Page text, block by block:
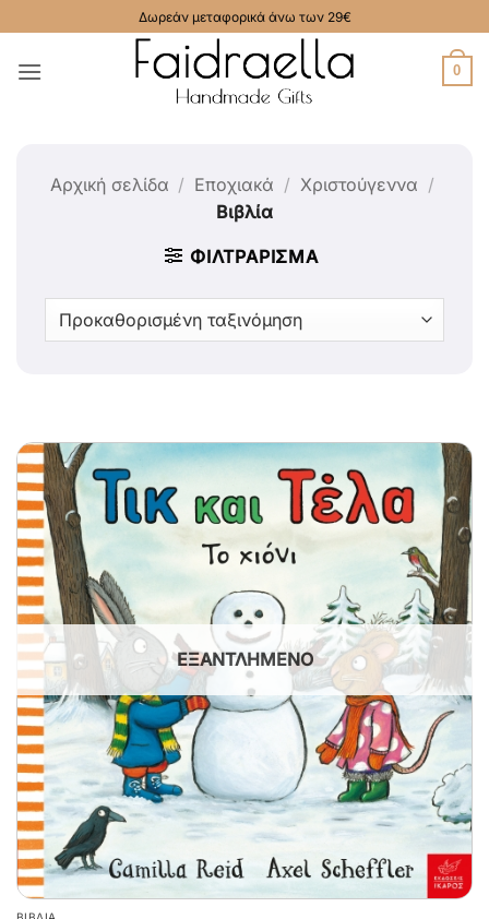
στο
περιεχόμενο
Δωρεάν μεταφορικά άνω των 29€
0
Αρχική σελίδα / Εποχιακά / Χριστούγεννα /
Βιβλία
ΦΙΛΤΡΆΡΙΣΜΑ
ΕΞΑΝΤΛΗΜΈΝΟ